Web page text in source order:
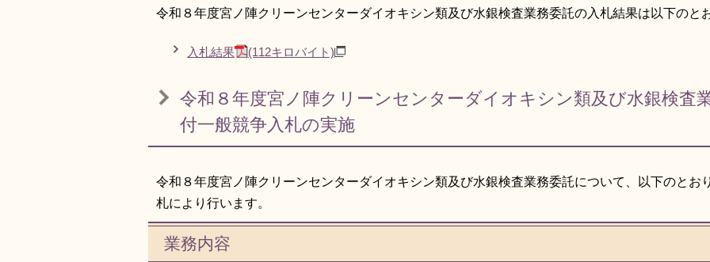
令和８年度宮ノ陣クリーンセンターダイオキシン類及び水銀検査業務委託の入札結果は以下のと
入札結果 (112キロバイト)
令和８年度宮ノ陣クリーンセンターダイオキシン類及び水銀検査
付一般競争入札の実施
令和８年度宮ノ陣クリーンセンターダイオキシン類及び水銀検査業務委託について、以下のとお
札により行います。
業務内容